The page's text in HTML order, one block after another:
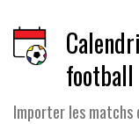
football
Importer les matchs